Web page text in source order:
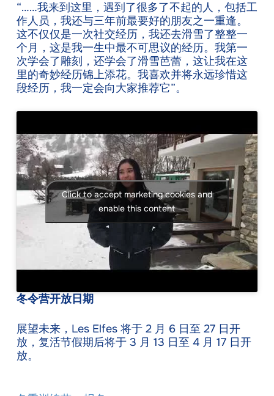
“……我来到这里，遇到了很多了不起的人，包括工
作人员，我还与三年前最要好的朋友之一重逢。
这不仅仅是一次社交经历，我还去滑雪了整整一
个月，这是我一生中最不可思议的经历。我第一
次学会了雕刻，还学会了滑雪芭蕾，这让我在这
里的奇妙经历锦上添花。我喜欢并将永远珍惜这
段经历，我一定会向大家推荐它”。
Click to accept marketing cookies and
enable this content
冬令营开放日期
展望未来，Les Elfes 将于 2 月 6 日至 27 日开
放，复活节假期后将于 3 月 13 日至 4 月 17 日开
放。